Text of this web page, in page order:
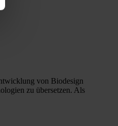
von Biodesign
zu übersetzen. Als